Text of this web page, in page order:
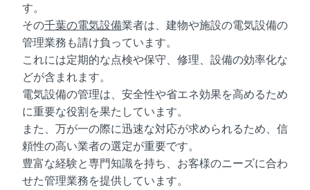
す。
その千葉の電気設備業者は、建物や施設の電気設備の
管理業務も請け負っています。
これには定期的な点検や保守、修理、設備の効率化な
どが含まれます。
電気設備の管理は、安全性や省エネ効果を高めるため
に重要な役割を果たしています。
また、万が一の際に迅速な対応が求められるため、信
頼性の高い業者の選定が重要です。
豊富な経験と専門知識を持ち、お客様のニーズに合わ
せた管理業務を提供しています。